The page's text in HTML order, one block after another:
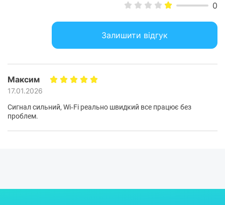
0
Залишити відгук
Максим
17.01.2026
Сигнал сильний, Wi‑Fi реально швидкий все працює без
проблем.